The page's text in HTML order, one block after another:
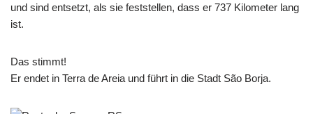
und sind entsetzt, als sie feststellen, dass er 737 Kilometer lang
ist.
Das stimmt!
Er endet in Terra de Areia und führt in die Stadt São Borja.